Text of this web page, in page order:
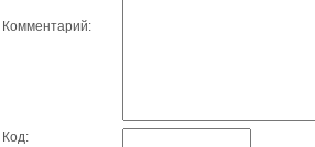
Комментарий:
Код: